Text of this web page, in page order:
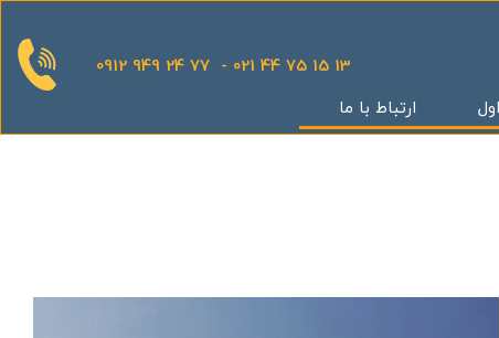
ارتباط با ما
0912 949 24 77 - 021 44 75 15 13